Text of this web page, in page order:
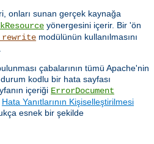
onları sunan gerçek kaynağa
yönergesini içerir. Bir 'ön
modülünün kullanılmasını
çabalarının tümü Apache'nin
kodlu bir hata sayfası
içeriği ErrorDocument
Hata Yanıtlarının Kişiselleştirilmesi
esnek bir şekilde